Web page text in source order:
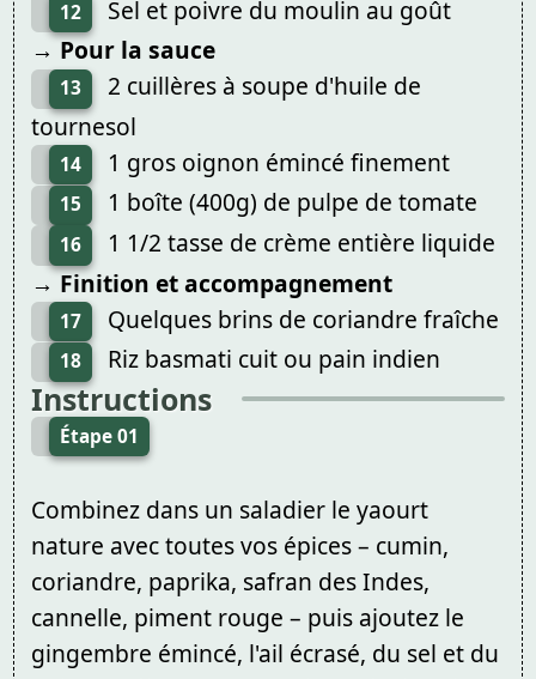
12
Sel et poivre du moulin au goût
→ Pour la sauce
13
2 cuillères à soupe d'huile de
tournesol
14 1 gros oignon émincé finement
15 1 boîte (400g) de pulpe de tomate
16
1 1/2 tasse de crème entière liquide
→ Finition et accompagnement
17 Quelques brins de coriandre fraîche
18 Riz basmati cuit ou pain indien
Instructions
Étape 01
Combinez dans un saladier le yaourt
nature avec toutes vos épices – cumin,
coriandre, paprika, safran des Indes,
cannelle, piment rouge – puis ajoutez le
gingembre émincé, l'ail écrasé, du sel et du